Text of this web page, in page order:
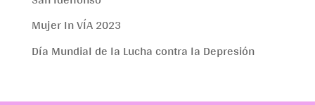
Mujer In VÍA 2023
Día Mundial de la Lucha contra la Depresión